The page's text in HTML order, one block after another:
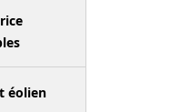
éolien